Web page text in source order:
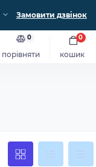
Замовити дзвінок
порівняти
0
кошик
0